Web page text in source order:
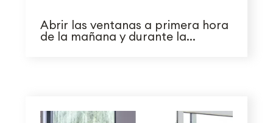
Abrir las ventanas a primera hora
de la mañana y durante la...